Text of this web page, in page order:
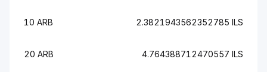
10 ARB 2.3821943562352785 ILS
20 ARB 4.764388712470557 ILS